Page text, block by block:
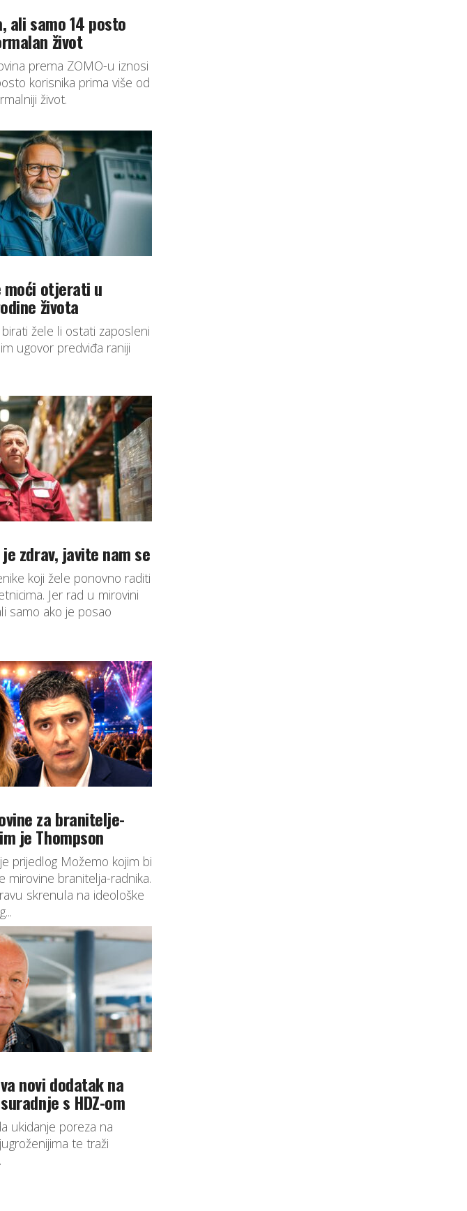
ali samo 14 posto
život
prema ZOMO-u iznosi
korisnika prima više od
život.
moći otjerati u
života
žele li ostati zaposleni
ugovor predviđa raniji
zdrav, javite nam se
koji žele ponovno raditi
Jer rad u mirovini
samo ako je posao
za branitelje-
je Thompson
prijedlog Možemo kojim bi
mirovine branitelja-radnika.
skrenula na ideološke
novi dodatak na
s HDZ-om
ukidanje poreza na
te traži